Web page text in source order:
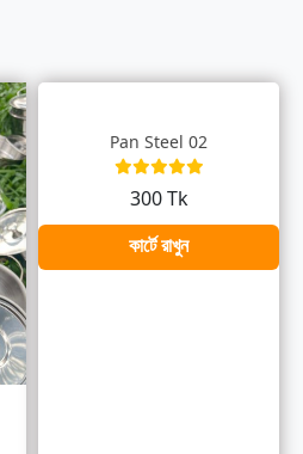
Pan Steel 02
300 Tk
কার্টে রাখুন